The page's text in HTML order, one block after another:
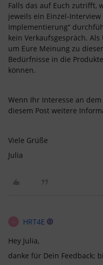
Falls das auf Euch zutrifft,
jeweils ein Einzel-Interview
Implementierung“
kein Verkaufsgespräch.
um Eure Meinung zu
Bedürfnisse in die
können.
Wenn Ihr Interesse an
diesem Post weitere
Viele Grüße
Julia
HRT4E
Hey Julia,
danke für Dein Feedback;